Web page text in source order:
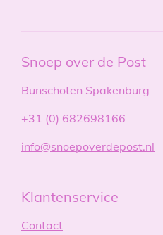
Snoep over de Post
Bunschoten Spakenburg
+31 (0) 682698166
info@snoepoverdepost.nl
Klantenservice
Contact